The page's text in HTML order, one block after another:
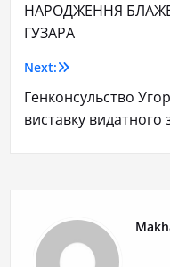
НАРОДЖЕННЯ
ГУЗАРА
Next:
Генконсульство
виставку видатного